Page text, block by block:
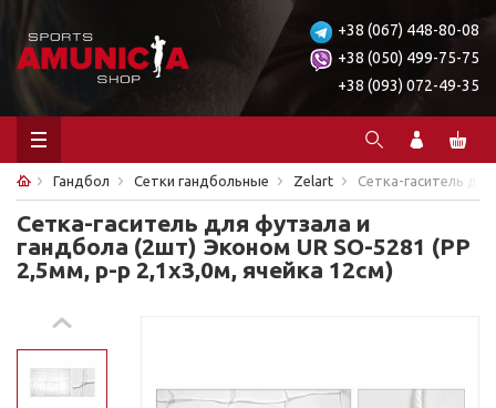
+38 (067) 448-80-08
+38 (050) 499-75-75
+38 (093) 072-49-35
Гандбол Сетки гандбольные Zelart Сетка-гаситель
Сетка-гаситель для футзала и
гандбола (2шт) Эконом UR SO-5281 (PP
2,5мм, р-р 2,1x3,0м, ячейка 12см)